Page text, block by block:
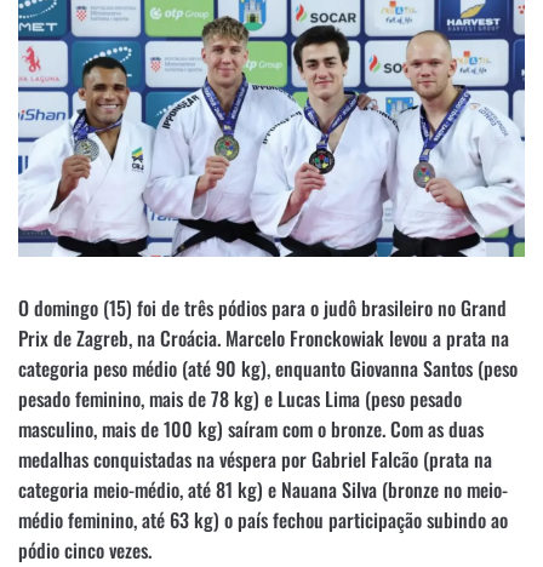
O domingo (15) foi de três pódios para o judô brasileiro no Grand
Prix de Zagreb, na Croácia. Marcelo Fronckowiak levou a prata na
categoria peso médio (até 90 kg), enquanto Giovanna Santos (peso
pesado feminino, mais de 78 kg) e Lucas Lima (peso pesado
masculino, mais de 100 kg) saíram com o bronze. Com as duas
medalhas conquistadas na véspera por Gabriel Falcão (prata na
categoria meio-médio, até 81 kg) e Nauana Silva (bronze no meio-
médio feminino, até 63 kg) o país fechou participação subindo ao
pódio cinco vezes.